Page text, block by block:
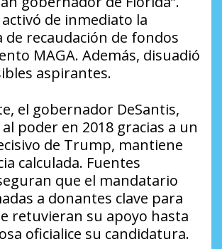
de inmediato la
de recaudación de fondos
MAGA. Además, disuadió
aspirantes.
el gobernador DeSantis,
poder en 2018 gracias a un
de Trump, mantiene
calculada. Fuentes
que el mandatario
a donantes clave para
retuvieran su apoyo hasta
oficialice su candidatura.